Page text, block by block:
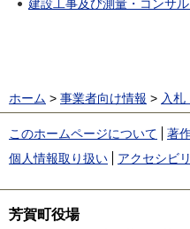
建設工事及び測量・コンサ
ホーム > 事業者向け情報 > 入札
このホームページについて 著
個人情報取り扱い
アクセシビ
芳賀町役場